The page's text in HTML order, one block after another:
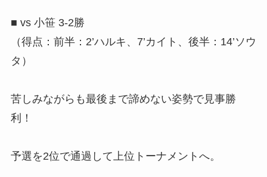
■ vs 小笹 3-2勝
（得点：前半：2’ハルキ、7’カイト、後半：14’ソウ
タ）
苦しみながらも最後まで諦めない姿勢で見事勝
利！
予選を2位で通過して上位トーナメントへ。